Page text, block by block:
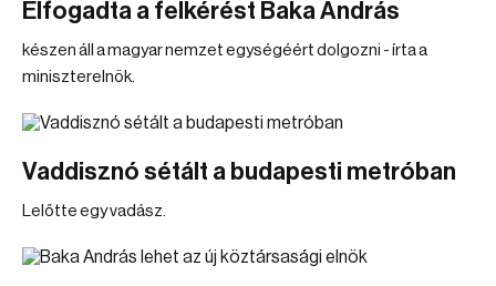
Elfogadta a felkérést Baka András
készen áll a magyar nemzet egységéért dolgozni - írta a
miniszterelnök.
Vaddisznó sétált a budapesti metróban
Lelőtte egy vadász.